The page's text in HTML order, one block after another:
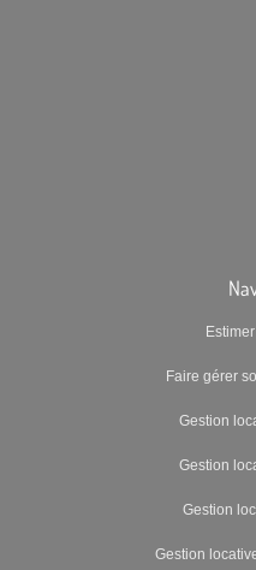
Faire gérer
Gestion
Gestion
Gestion
Gestion